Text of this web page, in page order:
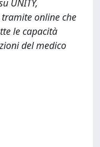
UNITY,
online che
le capacità
del medico